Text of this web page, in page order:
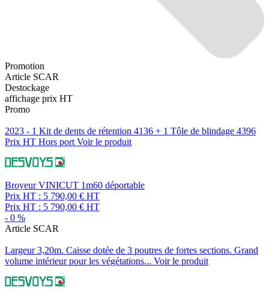
Promotion
Article SCAR
Destockage
affichage prix HT
Promo
2023 - 1 Kit de dents de rétention 4136 + 1 Tôle de blindage 4396
Prix HT Hors port Voir le produit
Broyeur VINICUT 1m60 déportable
Prix HT : 5 790,00 € HT
Prix HT : 5 790,00 € HT
- 0 %
Article SCAR
Largeur 3,20m. Caisse dotée de 3 poutres de fortes sections. Grand
volume intérieur pour les végétations... Voir le produit